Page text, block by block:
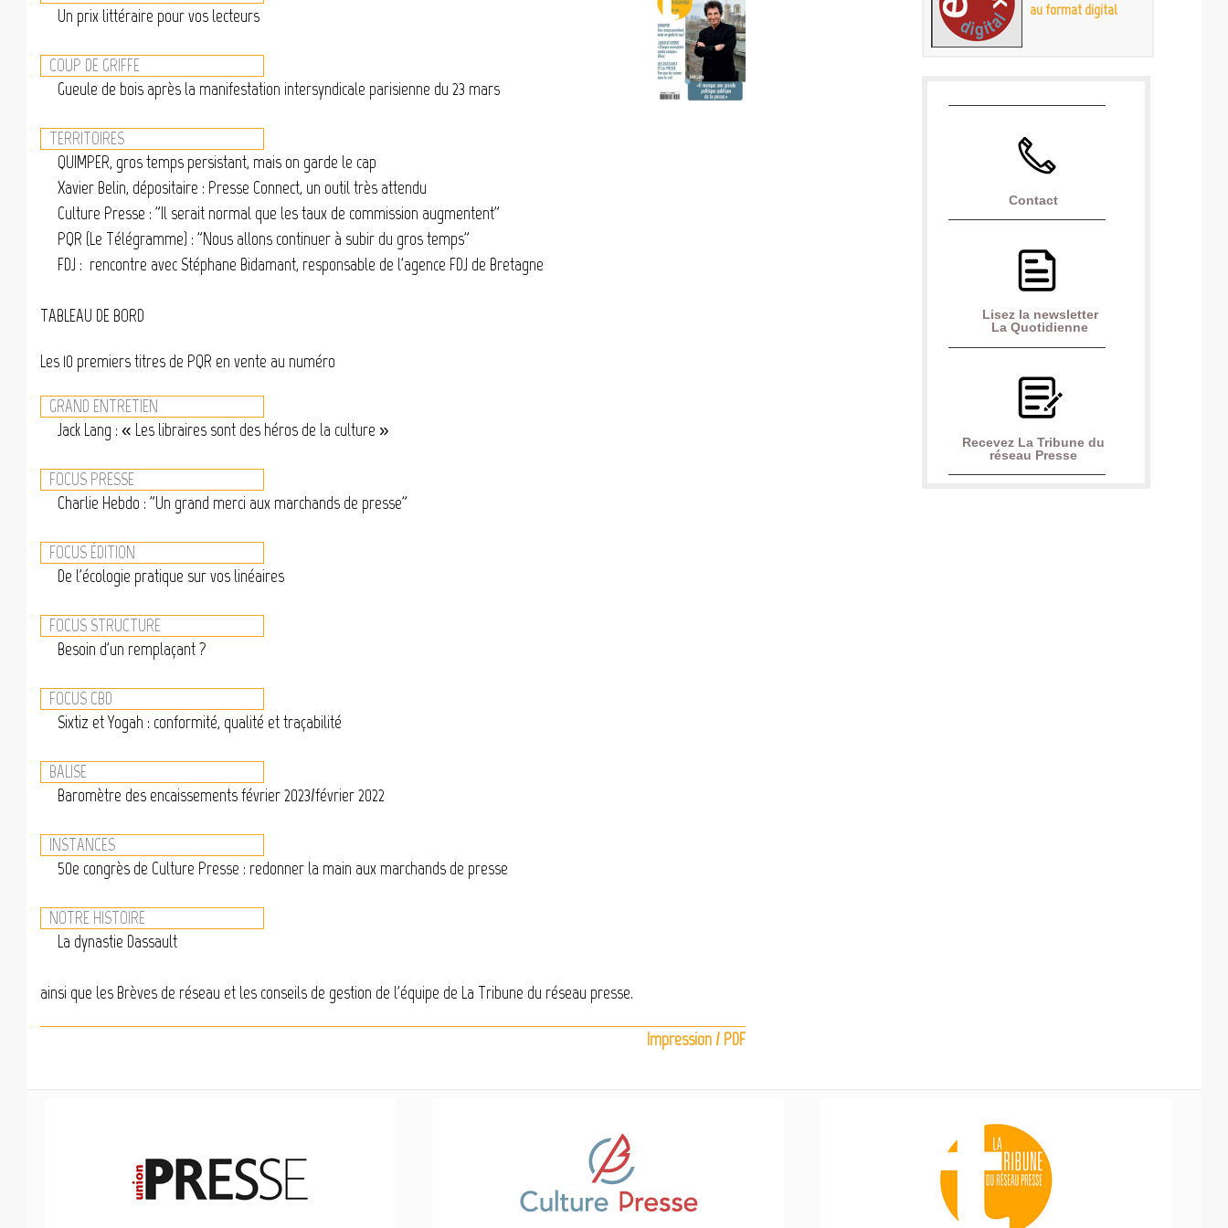
Un prix littéraire pour vos lecteurs
COUP DE GRIFFE
Gueule de bois après la manifestation intersyndicale parisienne du 23 mars
TERRITOIRES
QUIMPER, gros temps persistant, mais on garde le cap
Xavier Belin, dépositaire : Presse Connect, un outil très attendu
Culture Presse : "Il serait normal que les taux de commission augmentent"
PQR (Le Télégramme) : "Nous allons continuer à subir du gros temps"
FDJ : rencontre avec Stéphane Bidamant, responsable de l'agence FDJ de Bretagne
TABLEAU DE BORD
Les 10 premiers titres de PQR en vente au numéro
GRAND ENTRETIEN
Jack Lang : « Les libraires sont des héros de la culture »
FOCUS PRESSE
Charlie Hebdo : "Un grand merci aux marchands de presse"
FOCUS ÉDITION
De l'écologie pratique sur vos linéaires
FOCUS STRUCTURE
Besoin d'un remplaçant ?
FOCUS CBD
Sixtiz et Yogah : conformité, qualité et traçabilité
BALISE
Baromètre des encaissements février 2023/février 2022
INSTANCES
50e congrès de Culture Presse : redonner la main aux marchands de presse
NOTRE HISTOIRE
La dynastie Dassault
ainsi que les Brèves de réseau et les conseils de gestion de l'équipe de La Tribune du réseau presse.
Impression / PDF
au format digital
Contact
Lisez la newsletter
La Quotidienne
Recevez La Tribune du
réseau Presse